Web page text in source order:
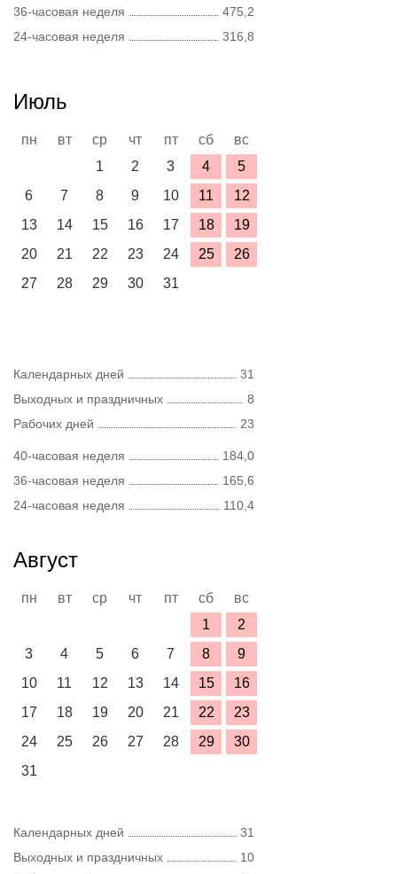
36-часовая неделя
475,2
24-часовая неделя
316,8
Июль
пн вт ср чт пт сб
вс
1
2 3 4
5
6
7 8 9 10 11
12
13
14 15 16 17 18
19
20
21 22 23 24 25
26
27
28 29 30 31
Календарных дней
31
Выходных и праздничных
8
Рабочих дней
23
40-часовая неделя
184,0
36-часовая неделя
165,6
24-часовая неделя
110,4
Август
пн вт ср чт пт сб
вс
1
2
3
4 5 6 7 8
9
10
11 12 13 14 15
16
17
18 19 20 21 22
23
24
25 26 27 28 29
30
31
Календарных дней
31
Выходных и праздничных
10